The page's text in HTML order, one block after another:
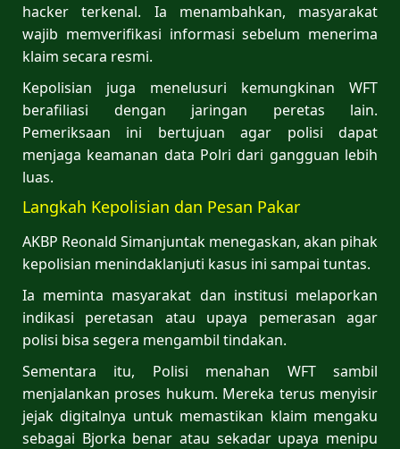
hacker terkenal. Ia menambahkan, masyarakat
wajib memverifikasi informasi sebelum menerima
klaim secara resmi.
Kepolisian juga menelusuri kemungkinan WFT
berafiliasi dengan jaringan peretas lain.
Pemeriksaan ini bertujuan agar polisi dapat
menjaga keamanan data Polri dari gangguan lebih
luas.
Langkah Kepolisian dan Pesan Pakar
AKBP Reonald Simanjuntak menegaskan, akan pihak
kepolisian menindaklanjuti kasus ini sampai tuntas.
Ia meminta masyarakat dan institusi melaporkan
indikasi peretasan atau upaya pemerasan agar
polisi bisa segera mengambil tindakan.
Sementara itu, Polisi menahan WFT sambil
menjalankan proses hukum. Mereka terus menyisir
jejak digitalnya untuk memastikan klaim mengaku
sebagai Bjorka benar atau sekadar upaya menipu